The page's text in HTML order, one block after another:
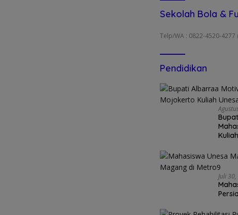
Sekolah Bola &
Telp/WA : 0822-4520-4277
Pendidikan
Juli